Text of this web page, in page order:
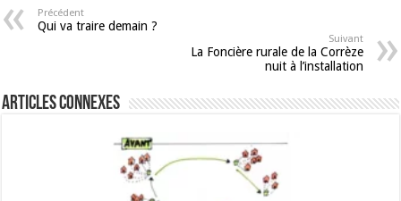
Précédent
Qui va traire demain ?
Suivant
La Foncière rurale de la Corrèze
nuit à l’installation
Articles connexes